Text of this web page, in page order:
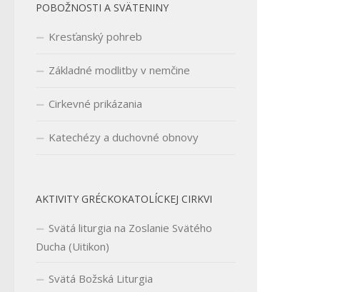
POBOŽNOSTI A SVÄTENINY
Kresťanský pohreb
Základné modlitby v nemčine
Cirkevné prikázania
Katechézy a duchovné obnovy
AKTIVITY GRÉCKOKATOLÍCKEJ CIRKVI
Svätá liturgia na Zoslanie Svätého
Ducha (Uitikon)
Svätá Božská Liturgia